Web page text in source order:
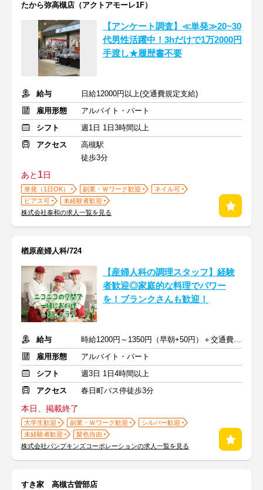
たから弥高槻店（アクトアモーレ1F）
【アンケート調査】≪単発≫20~30
代男性活躍中！3hだけで1万2000円
手渡し★履歴書不要
給与
日給12000円以上(交通費規定支給)
雇用形態
アルバイト・パート
シフト
週1日 1日3時間以上
アクセス
高槻駅
徒歩3分
あと 1日
単発（1日OK） 副業・Ｗワーク歓迎
ネイル可
ピアス可
未経験者歓迎
株式会社泰和の求人一覧を見る
楢原産婦人科/724
【産婦人科の調理スタッフ】経験
者歓迎◎家庭的な料理でパワー
を！ブランクさんも歓迎！
給与
時給1200円～1350円（早朝+50円）＋交通費全額支給
雇用形態
アルバイト・パート
シフト
週3日 1日4時間以上
アクセス
春日町バス停徒歩3分
本日、掲載終了
大学生歓迎 副業・Ｗワーク歓迎
シルバー歓迎
未経験者歓迎
髪色自由
株式会社パンプキンズコーポレーションの求人一覧を見る
すき家 高槻古曽部店